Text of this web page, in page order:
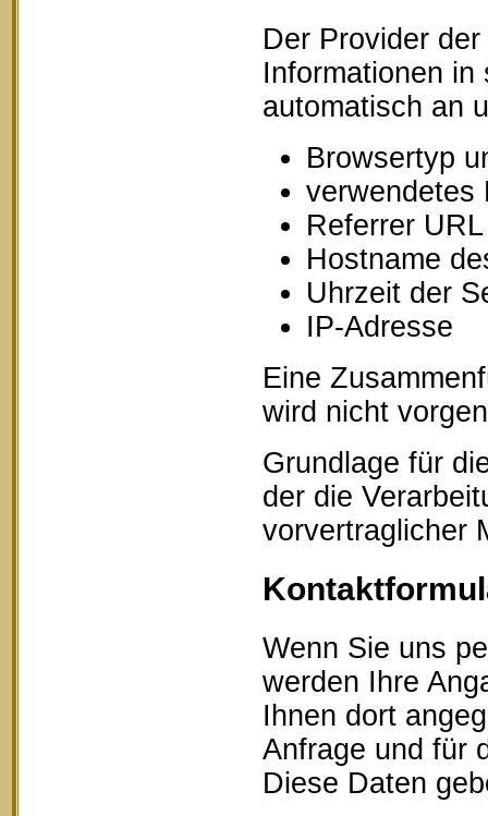
Der Provider
Informationen
automatisch an
Browsertyp
verwendetes
Referrer URL
Hostname
Uhrzeit der
IP-Adresse
Eine
wird nicht
Grundlage für
der die
vorvertraglicher
Wenn Sie uns
werden Ihre
Ihnen dort
Anfrage und für
Diese Daten